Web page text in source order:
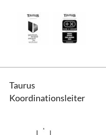
Taurus Neopren Studio
Taurus
Koordinationsleiter